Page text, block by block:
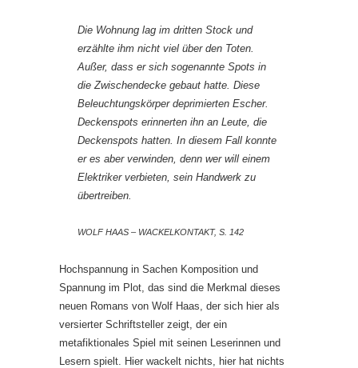
Die Wohnung lag im dritten Stock und
erzählte ihm nicht viel über den Toten.
Außer, dass er sich sogenannte Spots in
die Zwischendecke gebaut hatte. Diese
Beleuchtungskörper deprimierten Escher.
Deckenspots erinnerten ihn an Leute, die
Deckenspots hatten. In diesem Fall konnte
er es aber verwinden, denn wer will einem
Elektriker verbieten, sein Handwerk zu
übertreiben.
WOLF HAAS – WACKELKONTAKT, S. 142
Hochspannung in Sachen Komposition und
Spannung im Plot, das sind die Merkmal dieses
neuen Romans von Wolf Haas, der sich hier als
versierter Schriftsteller zeigt, der ein
metafiktionales Spiel mit seinen Leserinnen und
Lesern spielt. Hier wackelt nichts, hier hat nichts